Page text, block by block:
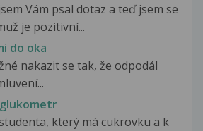
Vám psal dotaz a teď jsem se
je pozitivní...
do oka
nakazit se tak, že odpodál
glukometr
který má cukrovku a k